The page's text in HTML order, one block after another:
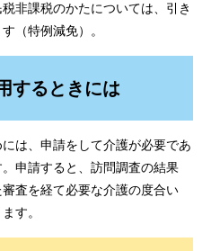
非課税のかたについては、引き
（特例減免）。
するときには
は、申請をして介護が必要であ
申請すると、訪問調査の結果
査を経て必要な介護の度合い
す。